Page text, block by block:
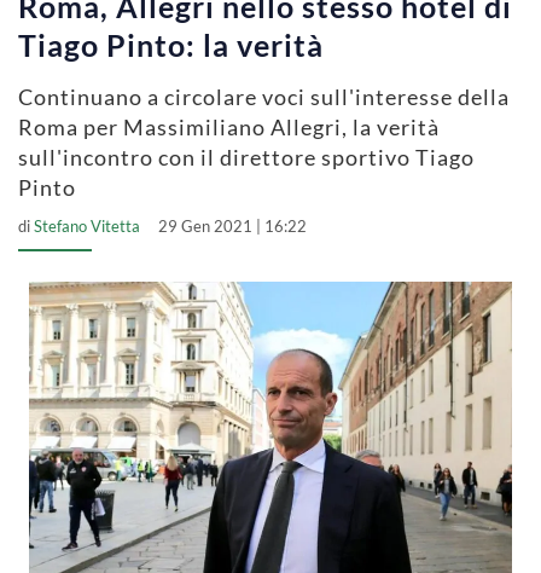
Tiago Pinto: la verità
Continuano a circolare voci sull'interesse della
Roma per Massimiliano Allegri, la verità
sull'incontro con il direttore sportivo Tiago
Pinto
diStefano Vitetta 29 Gen 2021 | 16:22